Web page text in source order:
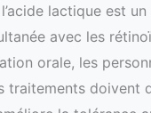
lactique est
avec les
orale, les
traitements doivent